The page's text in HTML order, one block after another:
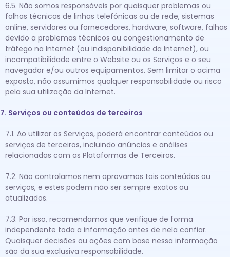
6.5. Não somos responsáveis por quaisquer problemas ou
falhas técnicas de linhas telefónicas ou de rede, sistemas
online, servidores ou fornecedores, hardware, software, falhas
devido a problemas técnicos ou congestionamento de
tráfego na Internet (ou indisponibilidade da Internet), ou
incompatibilidade entre o Website ou os Serviços e o seu
navegador e/ou outros equipamentos. Sem limitar o acima
exposto, não assumimos qualquer responsabilidade ou risco
pela sua utilização da Internet.
7. Serviços ou conteúdos de terceiros
7.1. Ao utilizar os Serviços, poderá encontrar conteúdos ou
serviços de terceiros, incluindo anúncios e análises
relacionadas com as Plataformas de Terceiros.
7.2. Não controlamos nem aprovamos tais conteúdos ou
serviços, e estes podem não ser sempre exatos ou
atualizados.
7.3. Por isso, recomendamos que verifique de forma
independente toda a informação antes de nela confiar.
Quaisquer decisões ou ações com base nessa informação
são da sua exclusiva responsabilidade.